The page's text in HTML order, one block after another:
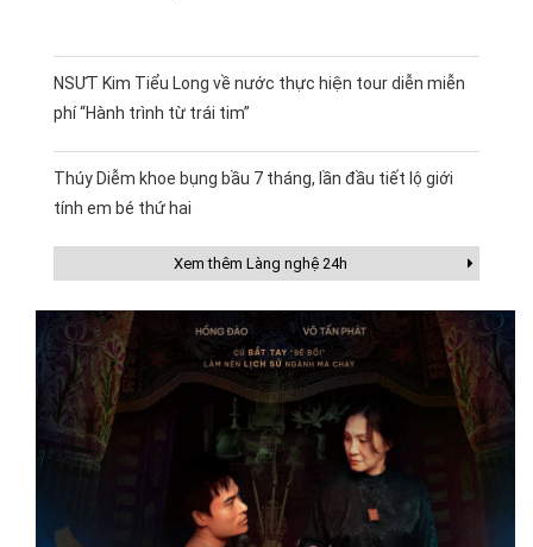
NSƯT Kim Tiểu Long về nước thực hiện tour diễn miễn
phí “Hành trình từ trái tim”
Thúy Diễm khoe bụng bầu 7 tháng, lần đầu tiết lộ giới
tính em bé thứ hai
Xem thêm Làng nghệ 24h